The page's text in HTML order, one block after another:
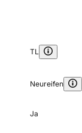
TL
Neureifen
Ja